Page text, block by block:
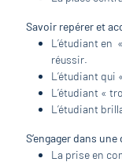
Savoir repérer et
L’étudiant en
réussir.
L’étudiant qui
L’étudiant «
L’étudiant
S’engager dans
La prise en